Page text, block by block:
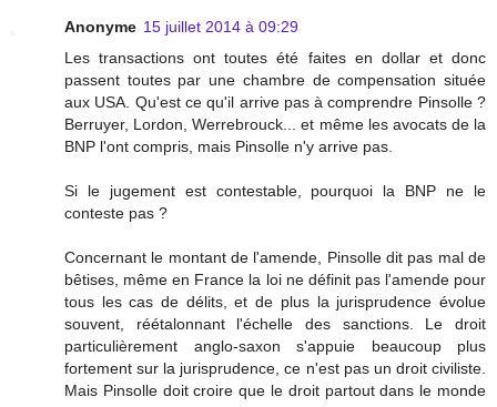
Anonyme 15 juillet 2014 à 09:29
Les transactions ont toutes été faites en dollar et donc
passent toutes par une chambre de compensation située
aux USA. Qu'est ce qu'il arrive pas à comprendre Pinsolle ?
Berruyer, Lordon, Werrebrouck... et même les avocats de la
BNP l'ont compris, mais Pinsolle n'y arrive pas.
Si le jugement est contestable, pourquoi la BNP ne le
conteste pas ?
Concernant le montant de l'amende, Pinsolle dit pas mal de
bêtises, même en France la loi ne définit pas l'amende pour
tous les cas de délits, et de plus la jurisprudence évolue
souvent, réétalonnant l'échelle des sanctions. Le droit
particulièrement anglo-saxon s'appuie beaucoup plus
fortement sur la jurisprudence, ce n'est pas un droit civiliste.
Mais Pinsolle doit croire que le droit partout dans le monde